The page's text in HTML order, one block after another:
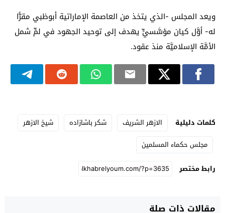
ويعد المجلس -الذي يتخذ من العاصمة الإماراتية أبوظبي مقرًّا
له- أوَّل كيان مؤسَّسيٍّ يهدف إلى توحيد الجهود في لمِّ شمل
الأمَّة الإسلاميَّة منذ عقود.
كلمات دليلية الازهر الشريف شكر باشازاده
شيخ الازهر
مجلس حكماء المسلمين
رابط مختصر
مقالات ذات صلة